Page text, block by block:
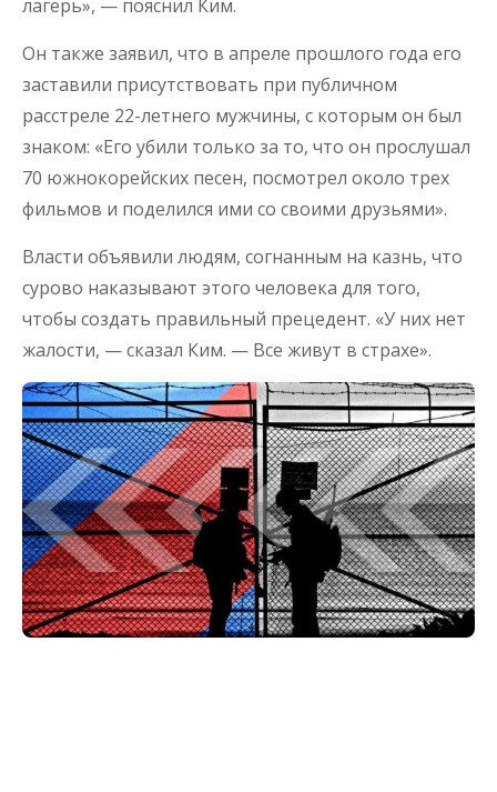
лагерь», — пояснил Ким.
Он также заявил, что в апреле прошлого года его
заставили присутствовать при публичном
расстреле 22-летнего мужчины, с которым он был
знаком: «Его убили только за то, что он прослушал
70 южнокорейских песен, посмотрел около трех
фильмов и поделился ими со своими друзьями».
Власти объявили людям, согнанным на казнь, что
сурово наказывают этого человека для того,
чтобы создать правильный прецедент. «У них нет
жалости, — сказал Ким. — Все живут в страхе».